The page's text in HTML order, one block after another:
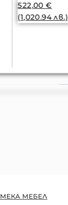
522,00€
(1,020.94 лв.)
МЕКА МЕБЕЛ